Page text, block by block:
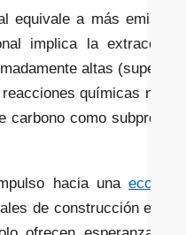
equivale a más emisiones
implica la extracción y
altas (superiores
químicas no solo
como subproducto
hacia unaeconomía
de construcción es más